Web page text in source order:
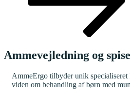
Ammevejledning og
AmmeErgo tilbyder unik
viden om behandling af børn med